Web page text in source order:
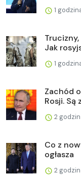
1
Jak
1
Zachód
Rosji. Są
2
Co z
ogłasza
2